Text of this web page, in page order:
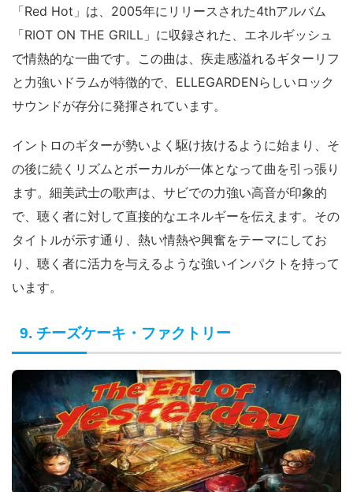
「Red Hot」は、2005年にリリースされた4thアルバム
「RIOT ON THE GRILL」に収録された、エネルギッシュ
で情熱的な一曲です。この曲は、疾走感溢れるギターリフ
と力強いドラムが特徴的で、ELLEGARDENらしいロック
サウンドが存分に発揮されています。
イントロのギターが勢いよく駆け抜けるように始まり、そ
の後に続くリズムとボーカルが一体となって曲を引っ張り
ます。細美武士の歌声は、サビでの力強い高音が印象的
で、聴く者に対して直接的なエネルギーを伝えます。その
タイトルが示す通り、熱い情熱や興奮をテーマにしてお
り、聴く者に活力を与えるような強いインパクトを持って
います。
9. チーズケーキ・ファクトリー